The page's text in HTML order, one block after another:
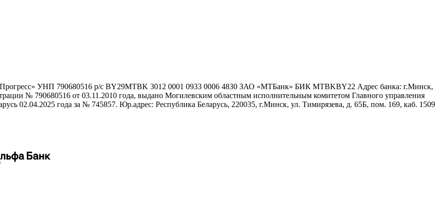
УНП 790680516 р/с BY29MTBK 3012 0001 0933 0006 4830 ЗАО «МТБанк» БИК MTBKBY22 Адрес банка: г.Минск,
№ 790680516 от 03.11.2010 года, выдано Могилевским областным исполнительным комитетом Главного управления
02.04.2025 года за № 745857. Юр.адрес: Республика Беларусь, 220035, г.Минск, ул. Тимирязева, д. 65Б, пом. 169, каб. 1509